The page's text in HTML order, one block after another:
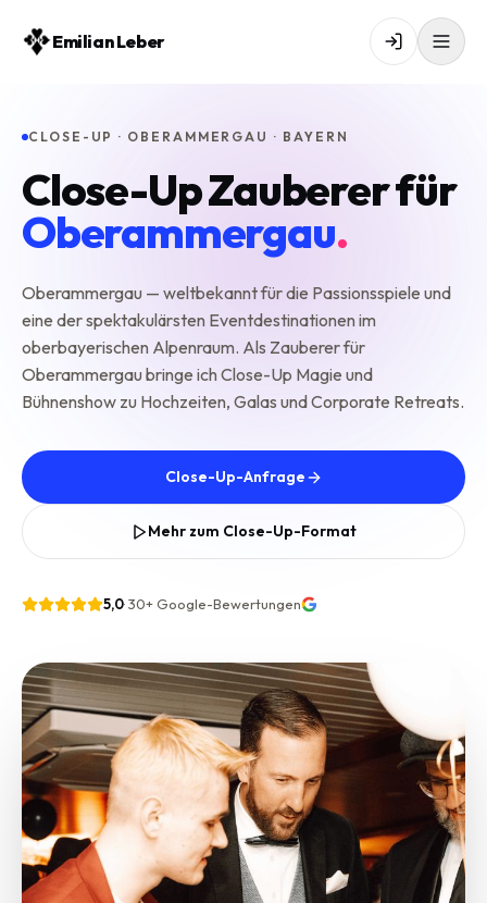
Emilian Leber
CLOSE-UP · OBERAMMERGAU · BAYERN
Close-Up Zauberer für
Oberammergau.
Oberammergau — weltbekannt für die Passionsspiele und
eine der spektakulärsten Eventdestinationen im
oberbayerischen Alpenraum. Als Zauberer für
Oberammergau bringe ich Close-Up Magie und
Bühnenshow zu Hochzeiten, Galas und Corporate Retreats.
Close-Up-Anfrage
Mehr zum Close-Up-Format
5,0·30+Google-Bewertungen